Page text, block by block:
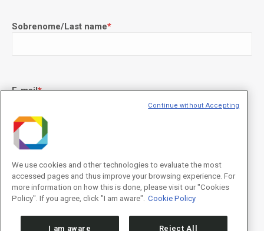
Sobrenome/Last name*
E-mail*
Concordo com os termos de uso descritos naPolítica de
Privacidade
/I agree to the terms of use described in the
Privacy
Policy.
We use cookies and other technologies to evaluate the most
accessed pages and thus improve your browsing experience. For
more information on how this is done, please visit our "Cookies
Policy". If you agree, click "I am aware". Cookie Policy
I am aware Reject All
Continue without Accepting